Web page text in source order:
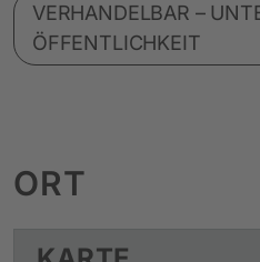
VERHANDELBAR –
ÖFFENTLICHKEIT
ORT